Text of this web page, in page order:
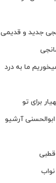
جدید و قدیمی
ما به درد
برای تو
آرشیو
قطبی